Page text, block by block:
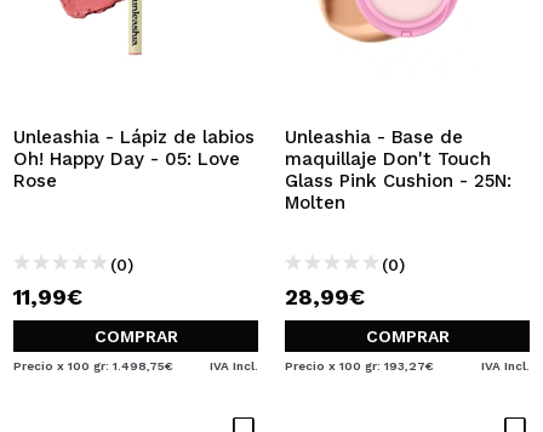
Unleashia - Lápiz de labios
Oh! Happy Day - 05: Love
Rose
(0)
11,99€
COMPRAR
Precio x 100 gr: 1.498,75€ IVA Incl.
Unleashia - Base de
maquillaje Don't Touch
Glass Pink Cushion - 25N:
Molten
(0)
28,99€
COMPRAR
Precio x 100 gr: 193,27€ IVA Incl.